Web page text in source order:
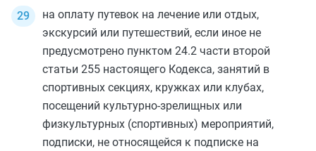
на оплату путевок на лечение или отдых,
экскурсий или путешествий, если иное не
предусмотрено пунктом 24.2 части второй
статьи 255 настоящего Кодекса, занятий в
спортивных секциях, кружках или клубах,
посещений культурно-зрелищных или
физкультурных (спортивных) мероприятий,
подписки, не относящейся к подписке на